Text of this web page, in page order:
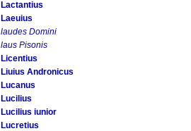
Lactantius
Laeuius
laudes Domini
laus Pisonis
Licentius
Liuius Andronicus
Lucanus
Lucilius
Lucilius iunior
Lucretius